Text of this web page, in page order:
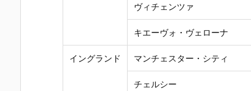
ヴィチェンツァ
キエーヴォ・ヴェローナ
イングランド マンチェスター・シティ
チェルシー